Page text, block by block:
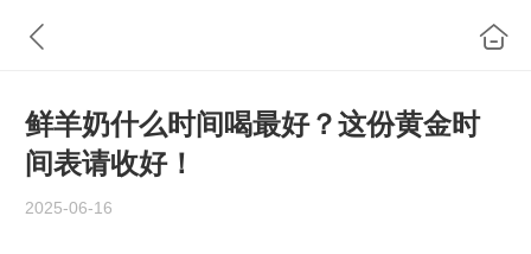
鲜羊奶什么时间喝最好？这份黄金时
间表请收好！
2025-06-16